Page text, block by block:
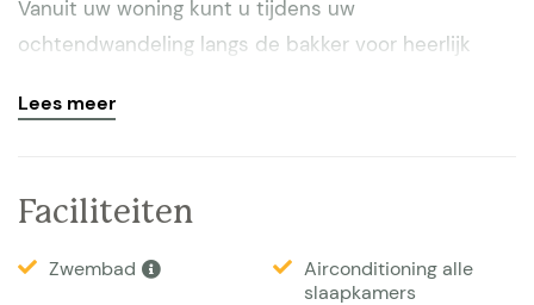
Vanuit uw woning kunt u tijdens uw
ochtendwandeling langs de bakker voor heerlijk
op een gezellig terras neerstrijken. Op het terras
tuin is geheel vlak. Vanaf het terras en de tuin is er
aan de achterzijde een fraai uitzicht over een
wijngaard. De Villa’s zijn zo ontworpen dat – indien
Lees meer
Faciliteiten
Zwembad
Airconditioning alle
slaapkamers